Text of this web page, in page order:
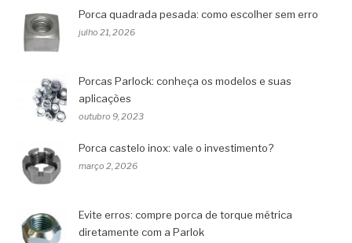
Porca quadrada pesada: como escolher sem erro
julho 21, 2026
Porcas Parlock: conheça os modelos e suas
aplicações
outubro 9, 2023
Porca castelo inox: vale o investimento?
março 2, 2026
Evite erros: compre porca de torque métrica
diretamente com a Parlok